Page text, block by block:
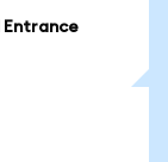
Entrance